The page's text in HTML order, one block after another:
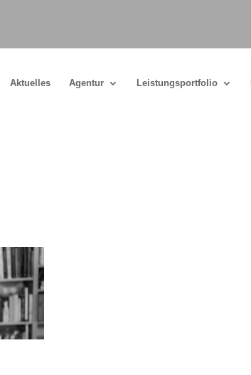
Aktuelles Agentur Leistungsportfolio